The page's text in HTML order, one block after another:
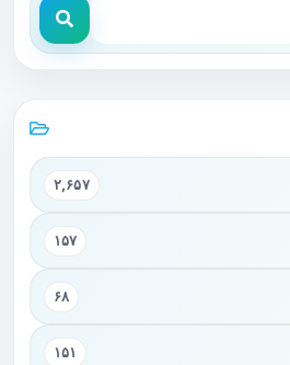
۲,۶۵۷
۱۵۷
۶۸
۱۵۱